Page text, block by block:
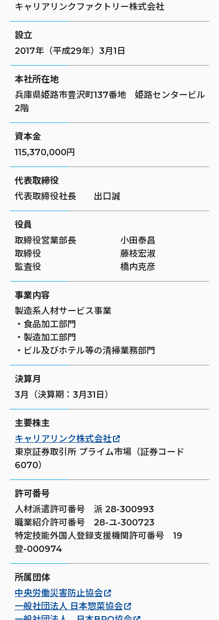
キャリアリンクファクトリー株式会社
設立
2017年（平成29年）3月1日
本社所在地
兵庫県姫路市豊沢町137番地 姫路センタービル
2階
資本金
115,370,000円
代表取締役
代表取締役社長 出口誠
役員
取締役営業部長 小田泰昌
取締役 藤枝宏淑
監査役 橋内克彦
事業内容
製造系人材サービス事業
・食品加工部門
・製造加工部門
・ビル及びホテル等の清掃業務部門
決算月
3月（決算期：3月31日）
主要株主
キャリアリンク株式会社
東京証券取引所 プライム市場（証券コード
6070）
許可番号
人材派遣許可番号 派 28-300993
職業紹介許可番号 28-ユ-300723
特定技能外国人登録支援機関許可番号 19
登-000974
所属団体
中央労働災害防止協会
一般社団法人 日本惣菜協会